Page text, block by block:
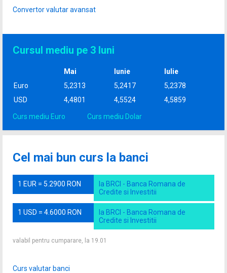
Convertor valutar avansat
Cursul mediu pe 3 luni
Mai Iunie
Iulie
Euro
5,2313 5,2417
5,2378
USD
4,4801 4,5524 4,5859
Curs mediu Euro Curs mediu Dolar
Cel mai bun curs la banci
1 EUR = 5.2900 RON
la BRCI - Banca Romana de
Credite si Investitii
1 USD = 4.6000 RON
la BRCI - Banca Romana de
Credite si Investitii
valabil pentru cumparare, la 19.01
Curs valutar banci